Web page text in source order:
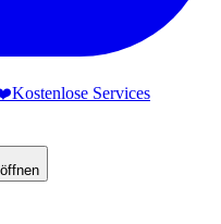
Kostenlose Services